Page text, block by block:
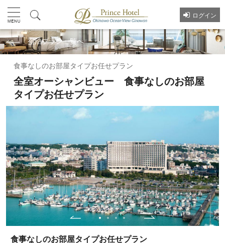
ログイン
宿泊プラン一覧へ
食事なしのお部屋タイプお任せプラン
全室オーシャンビュー 食事なしのお部屋
タイプお任せプラン
食事なしのお部屋タイプお任せプラン